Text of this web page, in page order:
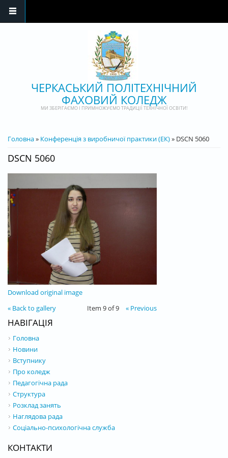
ЧЕРКАСЬКИЙ ПОЛІТЕХНІЧНИЙ
ФАХОВИЙ КОЛЕДЖ
МИ ЗБЕРІГАЄМО І ПРИМНОЖУЄМО ТРАДИЦІЇ ТЕХНІЧНОЇ ОСВІТИ!
ВИ Є ТУТ
Головна» Конференція з виробничої практики (ЕК)» DSCN 5060
DSCN 5060
Download original image
« Back to gallery
Item 9 of 9 « Previous
НАВІГАЦІЯ
Головна
Новини
Вступнику
Про коледж
Педагогічна рада
Структура
Розклад занять
Наглядова рада
Соціально-психологічна служба
КОНТАКТИ